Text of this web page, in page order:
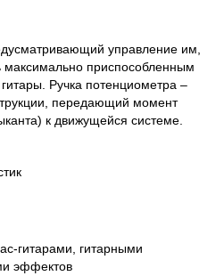
управление им,
приспособленным
Ручка потенциометра –
передающий момент
к движущейся системе.
гитарами, гитарными
эффектов